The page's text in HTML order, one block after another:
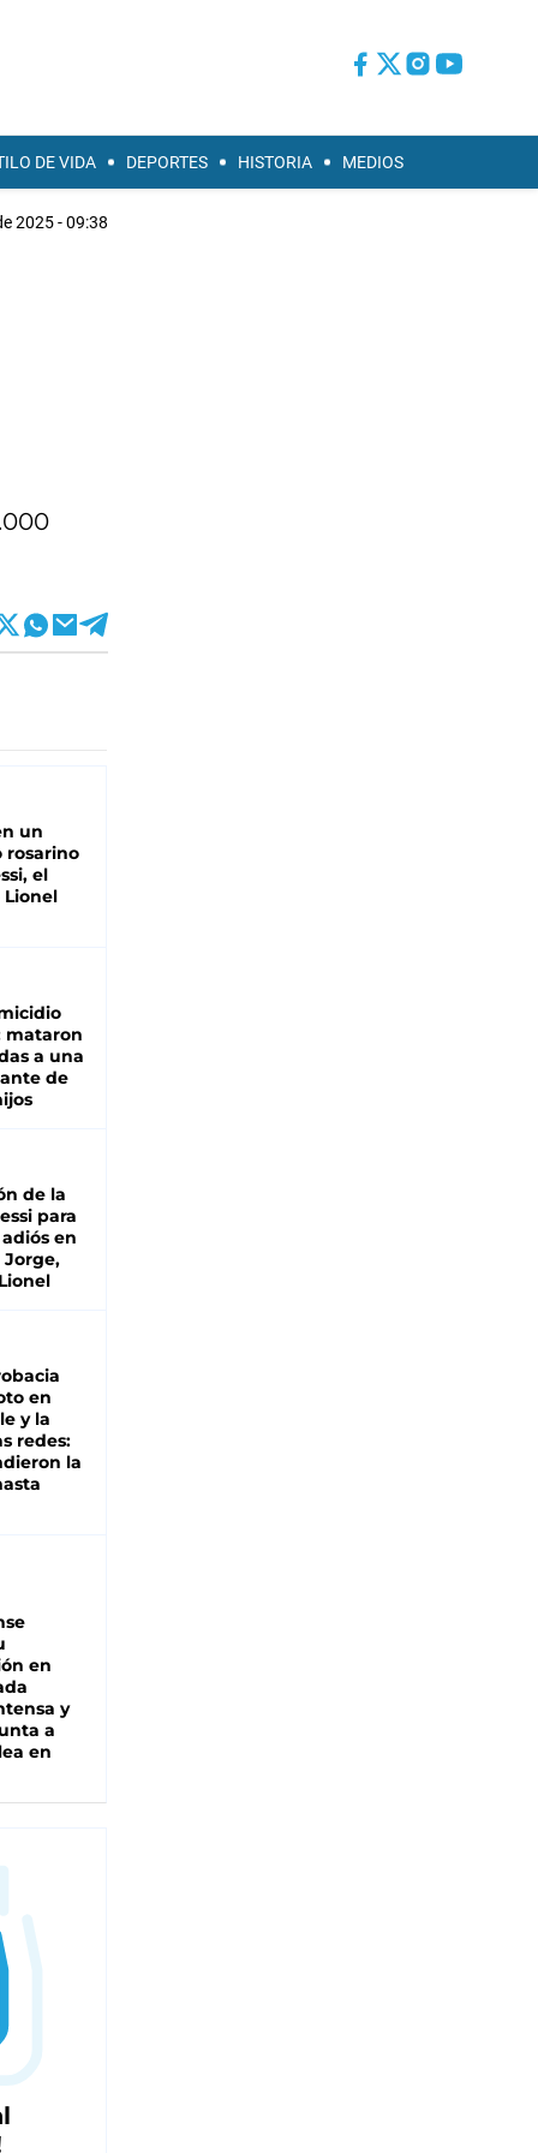
DE VIDA DEPORTES HISTORIA MEDIOS
2025 - 09:38
un
rosarino
el
Lionel
mataron
a una
de
de la
para
en
Jorge,
en
y la
redes:
la
en
y
a
en